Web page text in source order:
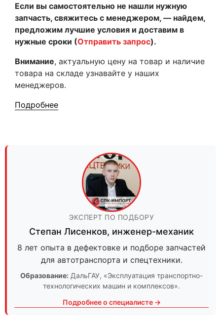
Если вы самостоятельно не нашли нужную
запчасть, свяжитесь с менеджером, — найдем,
предложим лучшие условия и доставим в
нужные сроки (Отправить запрос).
Внимание, актуальную цену на товар и наличие
товара на складе узнавайте у наших
менеджеров.
Подробнее
ЭКСПЕРТ ПО ПОДБОРУ
Степан Лисенков, инженер-механик
8 лет опыта в дефектовке и подборе запчастей
для автотранспорта и спецтехники.
Образование: ДальГАУ, «Эксплуатация транспортно-
технологических машин и комплексов».
Подробнее о специалисте →